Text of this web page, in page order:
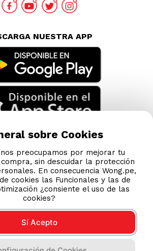
NUESTRA APP
sobre Cookies
nos preocupamos por mejorar tu
sin descuidar la protección
En consecuencia Wong.pe,
cookies las Funcionales y las de
¿consiente el uso de las
cookies?
Sí Acepto